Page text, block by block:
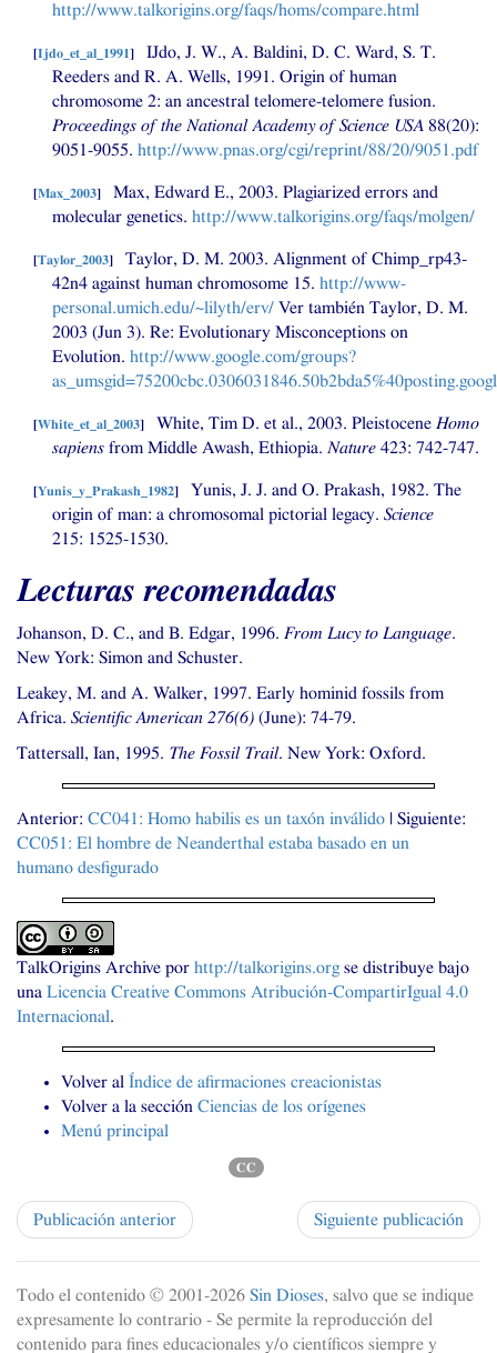
http://www.talkorigins.org/faqs/homs/compare.html
[Ijdo_et_al_1991] IJdo, J. W., A. Baldini,D. C. Ward,S. T.
Reeders and R. A. Wells, 1991. Origin of human
chromosome 2: an ancestral telomere-telomere fusion.
Proceedings of the National Academy of Science USA 88(20):
9051-9055. http://www.pnas.org/cgi/reprint/88/20/9051.pdf
[Max_2003]
Max, Edward E., 2003. Plagiarized errors and
molecular genetics. http://www.talkorigins.org/faqs/molgen/
[Taylor_2003] Taylor,D. M. 2003. Alignment of Chimp_rp43-
42n4 against human chromosome 15. http://www-
personal.umich.edu/~lilyth/erv/ Ver también Taylor, D. M.
2003 (Jun 3). Re: Evolutionary Misconceptions on
Evolution. http://www.google.com/groups?
[White_et_al_2003] White, Tim D. et al., 2003. Pleistocene Homo
sapiens from Middle Awash, Ethiopia. Nature 423: 742-747.
[Yunis_y_Prakash_1982] Yunis,J. J. and O. Prakash, 1982. The
origin of man: a chromosomal pictorial legacy. Science
215: 1525-1530.
Lecturas recomendadas
Johanson, D. C., and B. Edgar, 1996. From Lucy to Language.
New York: Simon and Schuster.
Leakey, M. and A. Walker, 1997. Early hominid fossils from
Africa. Scientific American 276(6) (June): 74-79.
Tattersall, Ian, 1995. The Fossil Trail. New York: Oxford.
Anterior: CC041 : Homo habilis es un taxón inválido | Siguiente:
CC051 : El hombre de Neanderthal estaba basado en un
humano desfigurado
TalkOrigins Archive por http://talkorigins.orgse distribuye bajo
una Licencia Creative Commons Atribución-CompartirIgual 4.0
Internacional.
Volver al Índice de afirmaciones creacionistas
Volver a la sección Ciencias de los orígenes
Menú principal
CC
Publicación anterior Siguiente publicación
Todo el contenido © 2001-2026 Sin Dioses, salvo que se indique
expresamente lo contrario - Se permite la reproducción del
contenido para fines educacionales y/o científicos siempre y